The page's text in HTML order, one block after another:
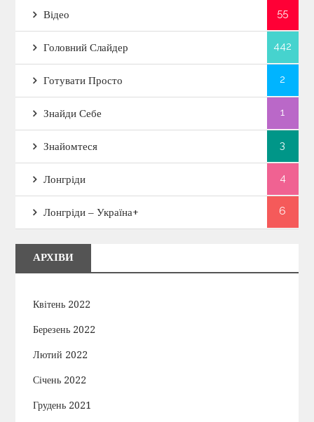
Відео 55
Головний Слайдер 442
Готувати Просто 2
Знайди Себе 1
Знайомтеся 3
Лонгріди 4
Лонгріди – Україна+ 6
АРХІВИ
Квітень 2022
Березень 2022
Лютий 2022
Січень 2022
Грудень 2021